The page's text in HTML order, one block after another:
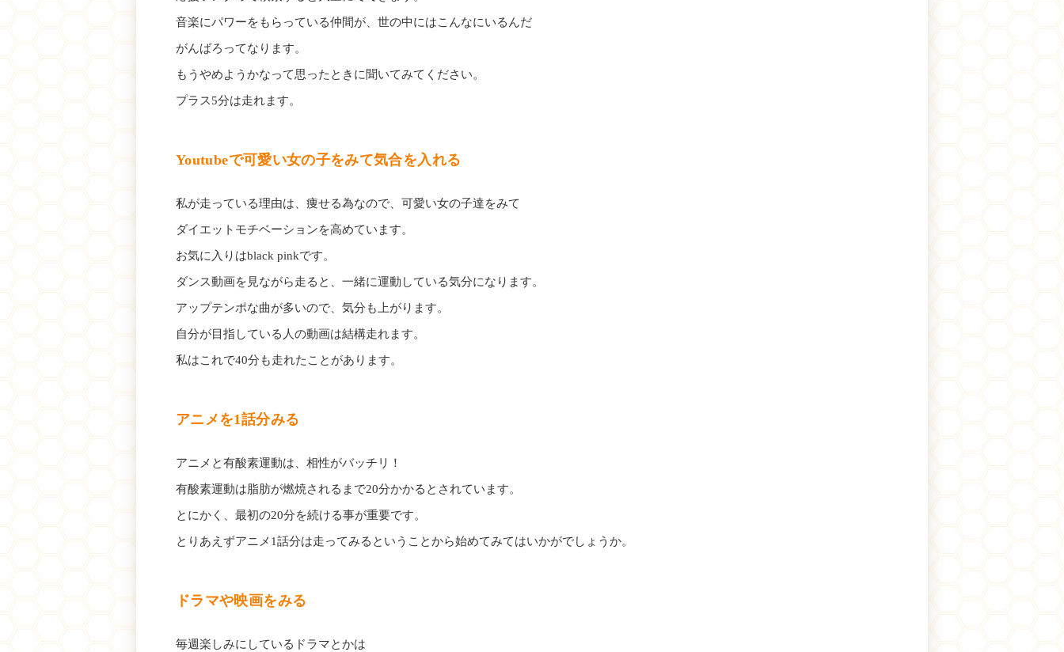
音楽にパワーをもらっている仲間が、世の中にはこんなにいるんだ
がんばろってなります。
もうやめようかなって思ったときに聞いてみてください。
プラス5分は走れます。
Youtubeで可愛い女の子をみて気合を入れる
私が走っている理由は、痩せる為なので、可愛い女の子達をみて
ダイエットモチベーションを高めています。
お気に入りはblack pinkです。
ダンス動画を見ながら走ると、一緒に運動している気分になります。
アップテンポな曲が多いので、気分も上がります。
自分が目指している人の動画は結構走れます。
私はこれで40分も走れたことがあります。
アニメを1話分みる
アニメと有酸素運動は、相性がバッチリ！
有酸素運動は脂肪が燃焼されるまで20分かかるとされています。
とにかく、最初の20分を続ける事が重要です。
とりあえずアニメ1話分は走ってみるということから始めてみてはいかがでしょうか。
ドラマや映画をみる
毎週楽しみにしているドラマとかは